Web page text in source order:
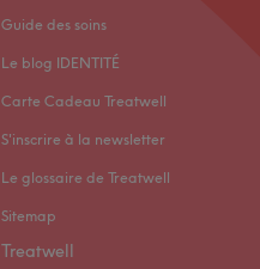
Guide des soins
Le blog IDENTITÉ
Carte Cadeau Treatwell
S'inscrire à la newsletter
Le glossaire de Treatwell
Sitemap
Treatwell